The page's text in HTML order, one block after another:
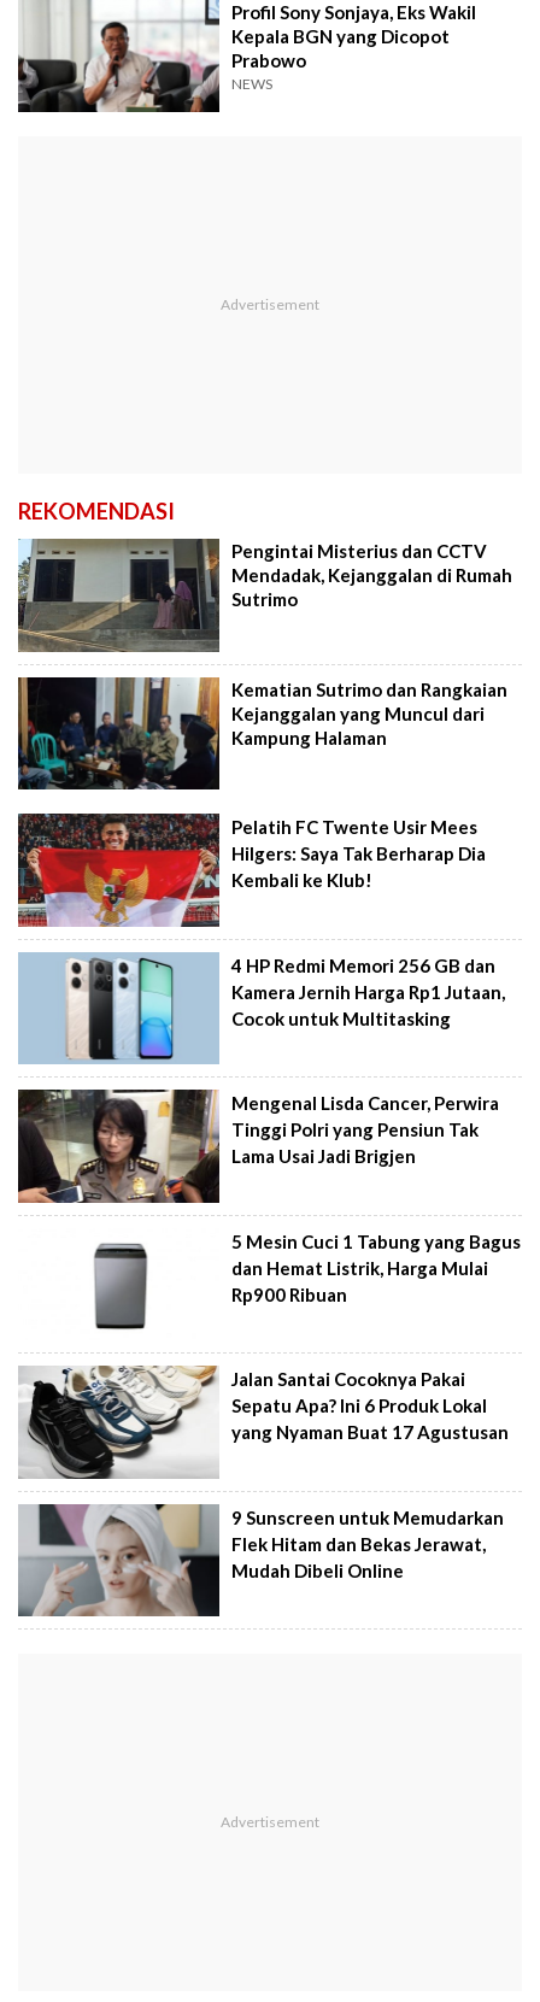
Profil Sony Sonjaya, Eks Wakil
Kepala BGN yang Dicopot
Prabowo
NEWS
REKOMENDASI
Pengintai Misterius dan CCTV
Mendadak, Kejanggalan di Rumah
Sutrimo
Kematian Sutrimo dan Rangkaian
Kejanggalan yang Muncul dari
Kampung Halaman
Pelatih FC Twente Usir Mees
Hilgers: Saya Tak Berharap Dia
Kembali ke Klub!
4 HP Redmi Memori 256 GB dan
Kamera Jernih Harga Rp1 Jutaan,
Cocok untuk Multitasking
Mengenal Lisda Cancer, Perwira
Tinggi Polri yang Pensiun Tak
Lama Usai Jadi Brigjen
5 Mesin Cuci 1 Tabung yang Bagus
dan Hemat Listrik, Harga Mulai
Rp900 Ribuan
Jalan Santai Cocoknya Pakai
Sepatu Apa? Ini 6 Produk Lokal
yang Nyaman Buat 17 Agustusan
9 Sunscreen untuk Memudarkan
Flek Hitam dan Bekas Jerawat,
Mudah Dibeli Online